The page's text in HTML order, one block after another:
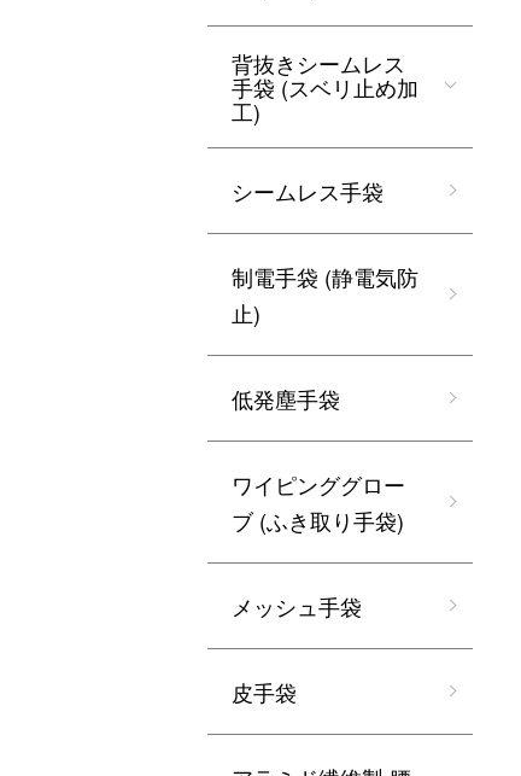
背抜きシームレス
手袋 (スベリ止め加
工)
シームレス手袋
制電手袋 (静電気防
止)
低発塵手袋
ワイピンググロー
ブ (ふき取り手袋)
メッシュ手袋
皮手袋